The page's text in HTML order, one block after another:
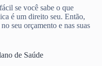
se você sabe o que
é um direito seu. Então,
seu orçamento e nas suas
de Saúde